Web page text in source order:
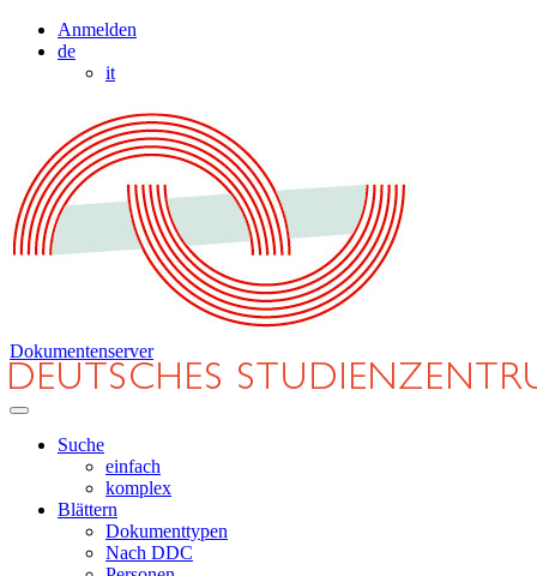
Anmelden
de
it
Dokumentenserver
Suche
einfach
komplex
Blättern
Dokumenttypen
Nach DDC